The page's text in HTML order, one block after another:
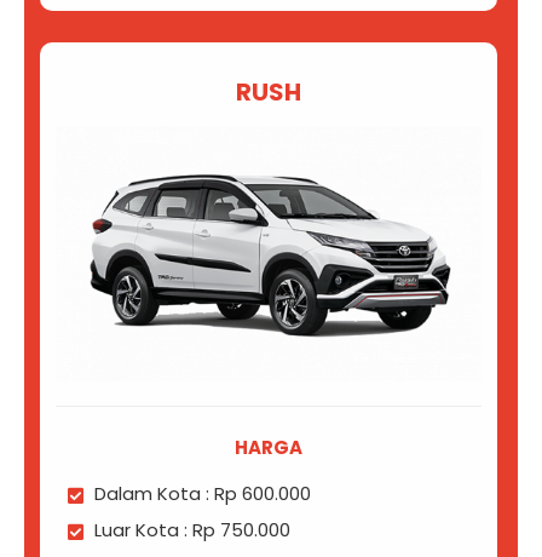
RUSH
HARGA
Dalam Kota : Rp 600.000
Luar Kota : Rp 750.000